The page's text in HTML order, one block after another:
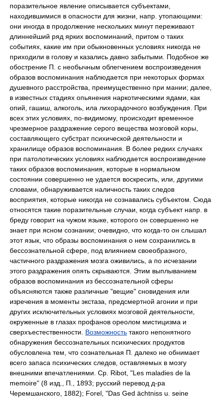
поразительное явление описывается субъектами,
находившимися в опасности для жизни, напр. утопающими:
они иногда в продолжение нескольких минут переживают
длиннейший ряд ярких воспоминаний, притом о таких
событиях, какие им при обыкновенных условиях никогда не
приходили в голову и казались давно забытыми. Подобное же
обострение П. с необычным облегчением воспроизведения
образов воспоминания наблюдается при некоторых формах
душевного расстройства, преимущественно при мании; далее,
в известных стадиях опьянения наркотическими ядами, как
опий, гашиш, алкоголь, ила лихорадочного возбуждения. При
всех этих условиях, по-видимому, происходит временное
чрезмерное раздражение серого вещества мозговой коры,
составляющего субстрат психической деятельности и
хранилище образов воспоминания. В более редких случаях
при патолотических условиях наблюдается воспроизведение
таких образов воспоминания, которые в нормальном
состоянии совершенно не удается воскресить, или, другими
словами, обнаруживается наличность таких следов
восприятия, которые никогда не сознавались субъектом. Сюда
относятся такие поразительные случаи, когда субъект напр. в
бреду говорит на чужом языке, которого он совершенно не
знает при ясном сознании; очевидно, что когда-то он слышал
этот язык, что образы воспоминания о нем сохранились в
бессознательной сфере, под влиянием своеобразного,
частичного раздражения мозга оживились, а по исчезании
этого раздражения опять скрываются. Этим выплыванием
образов воспоминания из бессознательной сферы
объясняются также различные "вещие" сновидения или
изречения в моменты экстаза, предсмертной агонии и при
других исключительных условиях мозговой деятельности,
окруженные в глазах профанов ореолом мистицизма и
сверхъестественности. Возможность такого непонятного
обнаружения бессознательных психических продуктов
обусловлена тем, что сознательная П. далеко не обнимает
всего запаса психических следов, оставляемых в мозгу
внешними впечатлениями. Ср. Ribot, "Les maladies de la
memoire" (8 изд., П., 1893; русский перевод д-ра
Черемшанского, 1882); Forel, "Das Ged ächtniss u. seine